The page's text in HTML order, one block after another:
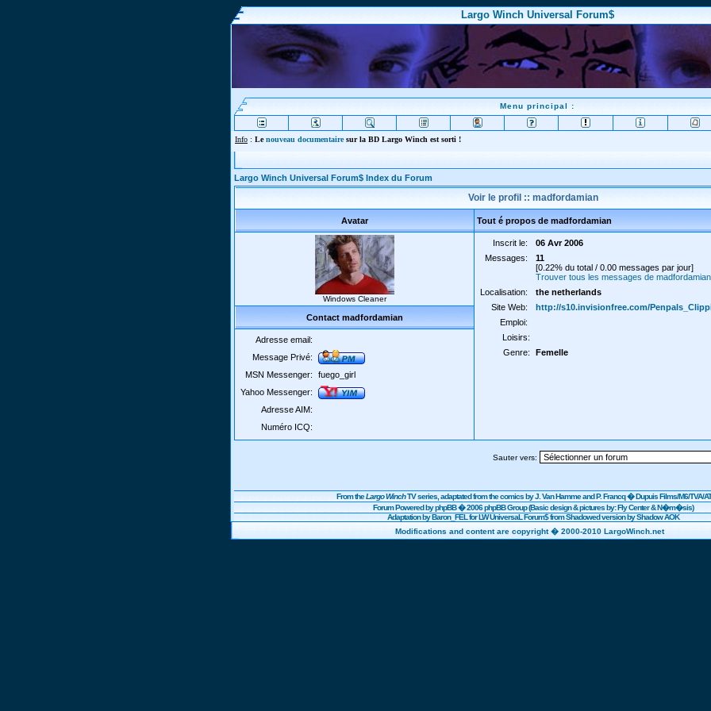
Largo Winch Universal Forum$
Menu principal :
Info : Lenouveau documentairesur la BD Largo Winch est sorti !
Largo Winch Universal Forum$ Index du Forum
Voir le profil :: madfordamian
Avatar Tout é propos de madfordamian
Windows Cleaner
Inscrit le:
06 Avr 2006
Messages:
11
[0.22% du total / 0.00 messages par jour]
Trouver tous les messages de madfordamian
Localisation:
the netherlands
Site Web:
http://s10.invisionfree.com/
Emploi:
Loisirs:
Genre:
Femelle
Contact madfordamian
Adresse email:
Message Privé:
MSN Messenger:
fuego_girl
Yahoo Messenger:
Adresse AIM:
Numéro ICQ:
Sauter vers:
From theLargo WinchTV series, adaptated from the comics by J. Van Hamme and P. Francq �DupuisFilms/M6/TVA/
Forum Powered byphpBB� 2006 phpBB Group (Basic design & pictures by: Fly Center & N�m�sis)
Adaptation by Baron_FEL for LW UniversaL Forum$ from Shadowed version by Shadow AOK
Modifications and content are copyright � 2000-2010 LargoWinch.net